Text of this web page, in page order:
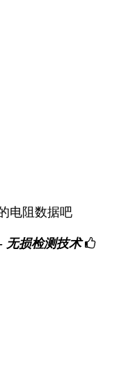
电阻数据吧
无损检测技术